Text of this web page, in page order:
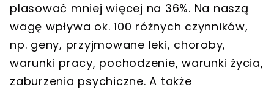
plasować mniej więcej na 36%. Na naszą
wagę wpływa ok. 100 różnych czynników,
np. geny, przyjmowane leki, choroby,
warunki pracy, pochodzenie, warunki życia,
zaburzenia psychiczne. A także